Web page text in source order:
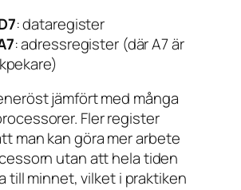
: dataregister
: adressregister (där A7 är
jämfört med många
Fler register
man kan göra mer arbete
utan att hela tiden
till minnet, vilket i praktiken